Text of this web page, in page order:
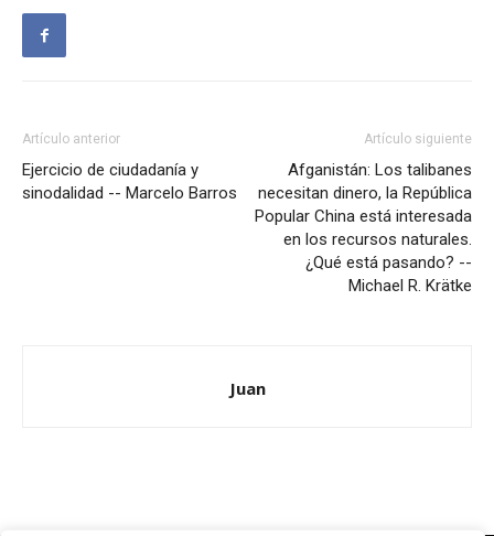
Artículo anterior
Ejercicio de ciudadanía y
sinodalidad -- Marcelo Barros
Artículo siguiente
Afganistán: Los talibanes
necesitan dinero, la República
Popular China está interesada
en los recursos naturales.
¿Qué está pasando? --
Michael R. Krätke
Juan